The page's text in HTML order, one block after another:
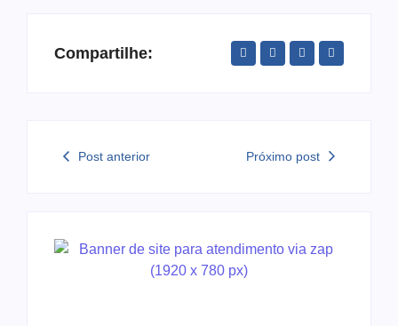
Compartilhe:
Post anterior Próximo post